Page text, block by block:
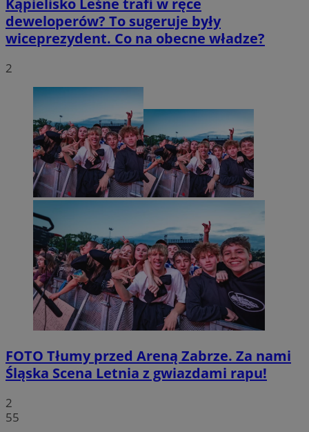
Kąpielisko Leśne trafi w ręce
deweloperów? To sugeruje były
wiceprezydent. Co na obecne władze?
2
FOTO Tłumy przed Areną Zabrze. Za nami
Śląska Scena Letnia z gwiazdami rapu!
2
55